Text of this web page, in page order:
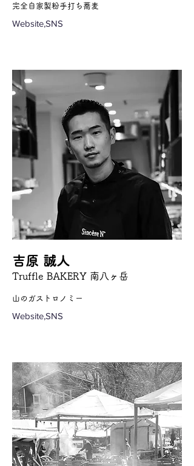
完全自家製粉手打ち蕎麦
Website,SNS
吉原 誠人
Truffle BAKERY 南八ヶ岳
山のガストロノミー
Website,SNS